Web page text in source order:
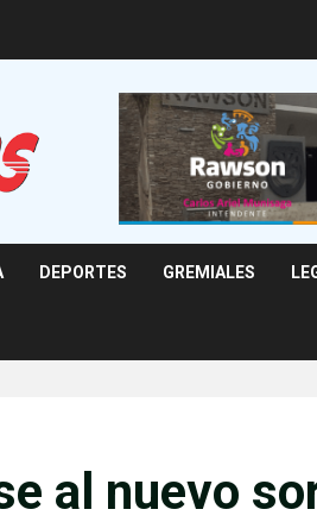
DEPORTES GREMIALES
al nuevo